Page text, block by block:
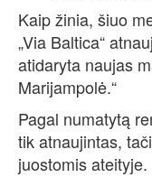
Kaip žinia, šiuo
„Via Baltica“
atidaryta naujas
Marijampolė.“
Pagal numatytą
tik atnaujintas,
juostomis ateityje.